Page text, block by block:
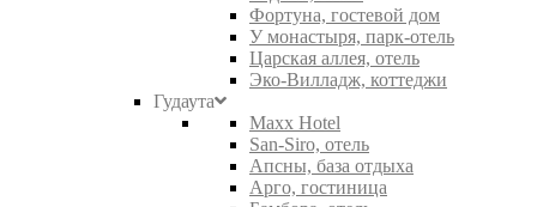
Фортуна, гостевой дом
У монастыря, парк-отель
Царская аллея, отель
Эко-Вилладж, коттеджи
Гудаута
Maxx Hotel
San-Siro, отель
Апсны, база отдыха
Арго, гостиница